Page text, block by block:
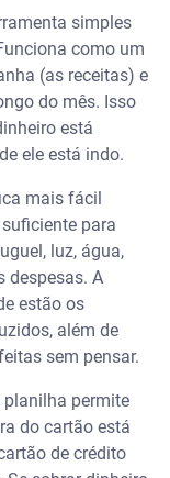
ou
os dias?
de gastos
simples
como um
(as receitas) e
do mês. Isso
está
ele está indo.
mais fácil
para
luz, água,
despesas. A
estão os
além de
sem pensar.
planilha permite
do cartão está
de crédito